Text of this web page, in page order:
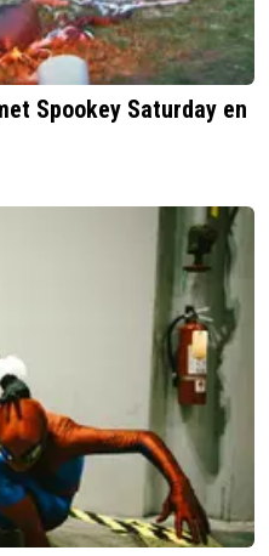
Spookey Saturday en